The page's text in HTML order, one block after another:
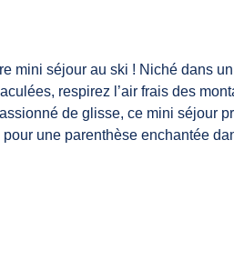
mini séjour au ski ! Niché dans
respirez l’air frais des
de glisse, ce mini séjour
une parenthèse enchantée